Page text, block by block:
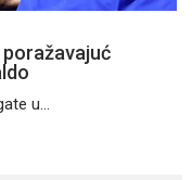
u...